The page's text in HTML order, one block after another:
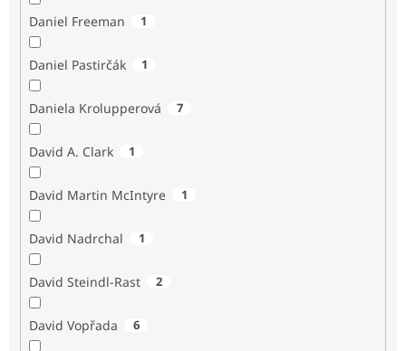
Daniel Freeman 1
Daniel Pastirčák 1
Daniela Krolupperová 7
David A. Clark 1
David Martin McIntyre 1
David Nadrchal 1
David Steindl-Rast 2
David Vopřada 6